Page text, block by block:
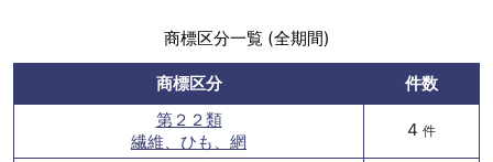
商標区分一覧 (全期間)
商標区分
件数
第２２類
繊維、ひも、網
4 件